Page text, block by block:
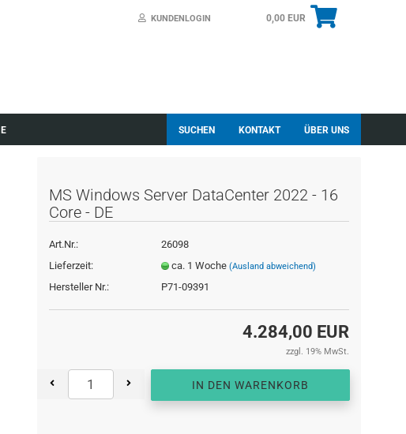
KUNDENLOGIN 0,00 EUR
SUCHEN KONTAKT ÜBER UNS
MS Windows Server DataCenter 2022 - 16
Core - DE
Art.Nr.:
26098
Lieferzeit:
ca. 1 Woche (Ausland abweichend)
Hersteller Nr.: P71-09391
4.284,00 EUR
zzgl. 19% MwSt.